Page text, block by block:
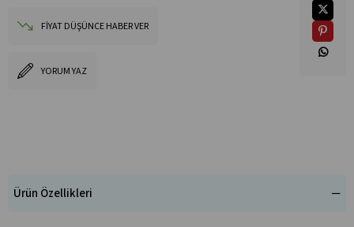
FIYAT DÜŞÜNCE HABER VER
YORUM YAZ
Ürün Özellikleri